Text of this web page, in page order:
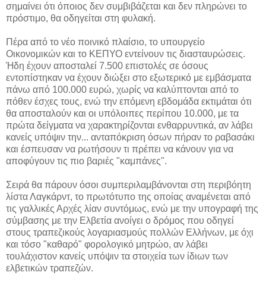
σημαίνει ότι όποιος δεν συμβιβάζεται και δεν πληρώνει το
πρόστιμο, θα οδηγείται στη φυλακή.
Πέρα από το νέο ποινικό πλαίσιο, το υπουργείο
Οικονομικών και το ΚΕΠΥΟ εντείνουν τις διασταυρώσεις.
Ήδη έχουν αποσταλεί 7.500 επιστολές σε όσους
εντοπίστηκαν να έχουν διώξει στο εξωτερικό με εμβάσματα
πάνω από 100.000 ευρώ, χωρίς να καλύπτονται από το
πόθεν έσχες τους, ενώ την επόμενη εβδομάδα εκτιμάται ότι
θα αποσταλούν και οι υπόλοιπες περίπου 10.000, με τα
πρώτα δείγματα να χαρακτηρίζονται ενθαρρυντικά, αν λάβει
κανείς υπόψιν την... ανταπόκριση όσων πήραν το ραβασάκι
και έσπευσαν να ρωτήσουν τι πρέπει να κάνουν για να
αποφύγουν τις πιο βαριές "καμπάνες".
Σειρά θα πάρουν όσοι συμπεριλαμβάνονται στη περιβόητη
λίστα Λαγκάρντ, το πρωτότυπο της οποίας αναμένεται από
τις γαλλικές Αρχές λίαν συντόμως, ενώ με την υπογραφή της
σύμβασης με την Ελβετία ανοίγει ο δρόμος που οδηγεί
στους τραπεζικούς λογαριασμούς πολλών Ελλήνων, με όχι
και τόσο "καθαρό" φορολογικό μητρώο, αν λάβει
τουλάχιστον κανείς υπόψιν τα στοιχεία των ίδιων των
ελβετικών τραπεζών.